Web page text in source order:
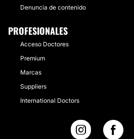
Denuncia de contenido
PROFESIONALES
Acceso Doctores
Premium
Marcas
Suppliers
International Doctors